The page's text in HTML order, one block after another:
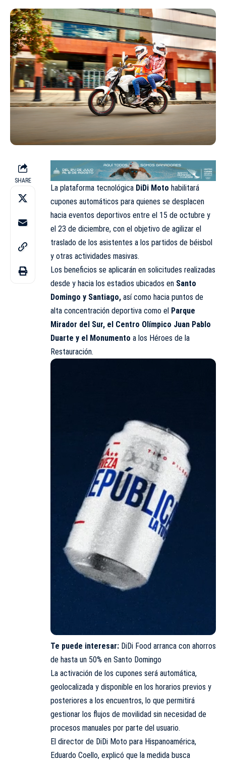
SHARE
La plataforma tecnológica DiDi Moto habilitará
cupones automáticos para quienes se desplacen
hacia eventos deportivos entre el 15 de octubre y
el 23 de diciembre, con el objetivo de agilizar el
traslado de los asistentes a los partidos de béisbol
y otras actividades masivas.
Los beneficios se aplicarán en solicitudes realizadas
desde y hacia los estadios ubicados en Santo
Domingo y Santiago, así como hacia puntos de
alta concentración deportiva como el Parque
Mirador del Sur, el Centro Olímpico Juan Pablo
Duarte y el Monumento a los Héroes de la
Restauración.
Te puede interesar: DiDi Food arranca con ahorros
de hasta un 50% en Santo Domingo
La activación de los cupones será automática,
geolocalizada y disponible en los horarios previos y
posteriores a los encuentros, lo que permitirá
gestionar los flujos de movilidad sin necesidad de
procesos manuales por parte del usuario.
El director de DiDi Moto para Hispanoamérica,
Eduardo Coello, explicó que la medida busca